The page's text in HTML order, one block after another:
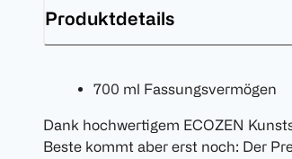
Produktdetails
700 ml Fassungsvermögen
Dank hochwertigem ECOZEN
Beste kommt aber erst noch: Der